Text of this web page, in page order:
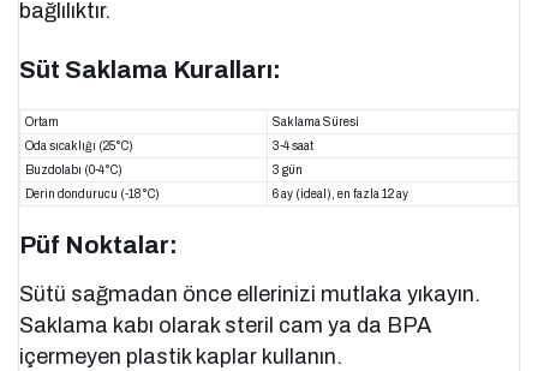
bağlılıktır.
Süt Saklama Kuralları:
Ortam
Saklama Süresi
Oda sıcaklığı (25°C)
3-4 saat
Buzdolabı (0-4°C)
3 gün
Derin dondurucu (-18°C)
6 ay (ideal), en fazla 12 ay
Püf Noktalar:
Sütü sağmadan önce ellerinizi mutlaka yıkayın.
Saklama kabı olarak steril cam ya da BPA
içermeyen plastik kaplar kullanın.